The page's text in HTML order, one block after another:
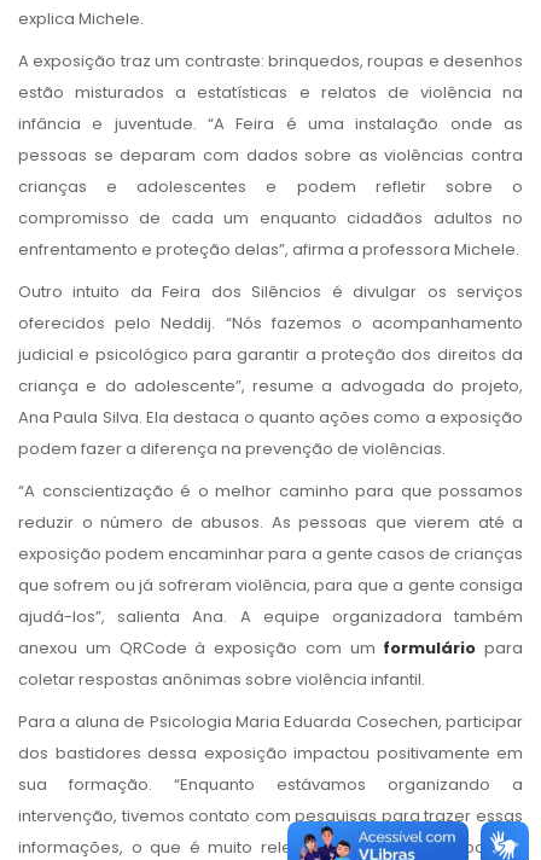
explica Michele.
A exposição traz um contraste: brinquedos, roupas e desenhos
estão misturados a estatísticas e relatos de violência na
infância e juventude. “A Feira é uma instalação onde as
pessoas se deparam com dados sobre as violências contra
crianças e adolescentes e podem refletir sobre o
compromisso de cada um enquanto cidadãos adultos no
enfrentamento e proteção delas”, afirma a professora Michele.
Outro intuito da Feira dos Silêncios é divulgar os serviços
oferecidos pelo Neddij. “Nós fazemos o acompanhamento
judicial e psicológico para garantir a proteção dos direitos da
criança e do adolescente”, resume a advogada do projeto,
Ana Paula Silva. Ela destaca o quanto ações como a exposição
podem fazer a diferença na prevenção de violências.
“A conscientização é o melhor caminho para que possamos
reduzir o número de abusos. As pessoas que vierem até a
exposição podem encaminhar para a gente casos de crianças
que sofrem ou já sofreram violência, para que a gente consiga
ajudá-los”, salienta Ana. A equipe organizadora também
anexou um QRCode à exposição com um formulário para
coletar respostas anônimas sobre violência infantil.
Para a aluna de Psicologia Maria Eduarda Cosechen, participar
dos bastidores dessa exposição impactou positivamente em
sua formação. “Enquanto estávamos organizando a
intervenção, tivemos contato com pesquisas para trazer essas
informações, o que é muito relevante para nosso processo